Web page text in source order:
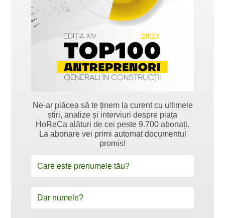
Ne-ar plăcea să te ținem la curent cu ultimele
știri, analize și interviuri despre piața
HoReCa alături de cei peste 9.700 abonați.
La abonare vei primi automat documentul
promis!